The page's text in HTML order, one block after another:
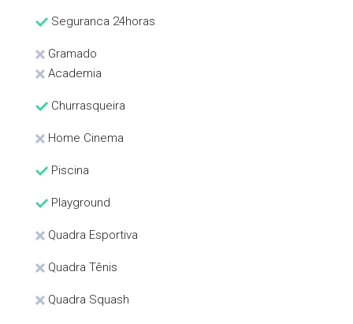
Seguranca 24horas
Gramado
Academia
Churrasqueira
Home Cinema
Piscina
Playground
Quadra Esportiva
Quadra Tênis
Quadra Squash